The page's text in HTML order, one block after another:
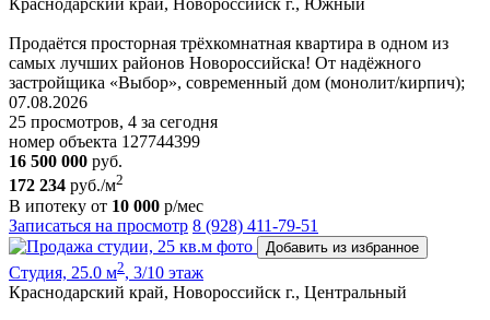
Краснодарский край, Новороссийск г., Южный
Продаётся просторная трёхкомнатная квартира в одном из
самых лучших районов Новороссийска! От надёжного
застройщика «Выбор», современный дом (монолит/кирпич);
07.08.2026
25 просмотров, 4 за сегодня
номер объекта 127744399
16 500 000 руб.
172 234 руб./м2
В ипотеку от 10 000 р/мес
Записаться на просмотр 8 (928) 411-79-51
Добавить из избранное
Студия, 25.0 м2, 3/10 этаж
Краснодарский край, Новороссийск г., Центральный